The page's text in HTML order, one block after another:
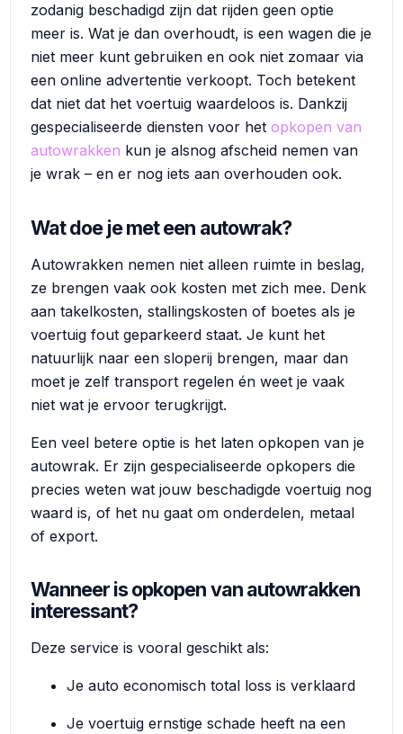
zodanig beschadigd zijn dat rijden geen optie
meer is. Wat je dan overhoudt, is een wagen die je
niet meer kunt gebruiken en ook niet zomaar via
een online advertentie verkoopt. Toch betekent
dat niet dat het voertuig waardeloos is. Dankzij
gespecialiseerde diensten voor het opkopen van
autowrakken kun je alsnog afscheid nemen van
je wrak – en er nog iets aan overhouden ook.
Wat doe je met een autowrak?
Autowrakken nemen niet alleen ruimte in beslag,
ze brengen vaak ook kosten met zich mee. Denk
aan takelkosten, stallingskosten of boetes als je
voertuig fout geparkeerd staat. Je kunt het
natuurlijk naar een sloperij brengen, maar dan
moet je zelf transport regelen én weet je vaak
niet wat je ervoor terugkrijgt.
Een veel betere optie is het laten opkopen van je
autowrak. Er zijn gespecialiseerde opkopers die
precies weten wat jouw beschadigde voertuig nog
waard is, of het nu gaat om onderdelen, metaal
of export.
Wanneer is opkopen van autowrakken
interessant?
Deze service is vooral geschikt als:
Je auto economisch total loss is verklaard
Je voertuig ernstige schade heeft na een